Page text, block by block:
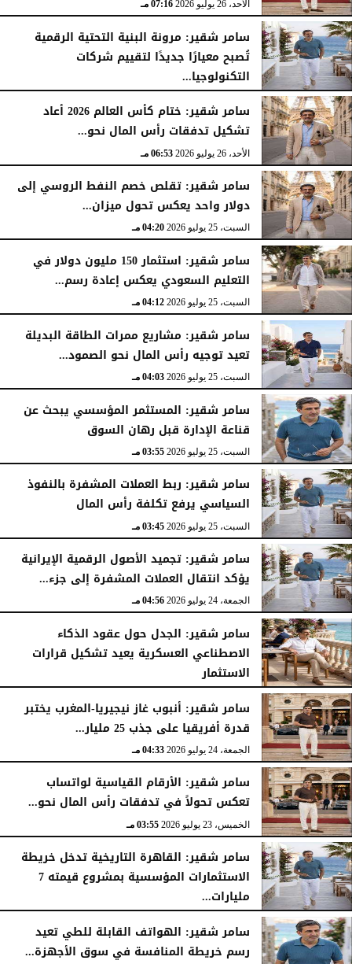
الأحد، 26 يوليو 2026 07:16 مـ
سامر شقير: مرونة البنية التحتية الرقمية
تُصبح معيارًا جديدًا لتقييم شركات
التكنولوجيا...
الأحد، 26 يوليو 2026 07:03 مـ
سامر شقير: ختام كأس العالم 2026 أعاد
تشكيل تدفقات رأس المال نحو...
الأحد، 26 يوليو 2026 06:53 مـ
سامر شقير: تقلص خصم النفط الروسي إلى
دولار واحد يعكس تحول ميزان...
السبت، 25 يوليو 2026 04:20 مـ
سامر شقير: استثمار 150 مليون دولار في
التعليم السعودي يعكس إعادة رسم...
السبت، 25 يوليو 2026 04:12 مـ
سامر شقير: مشاريع ممرات الطاقة البديلة
تعيد توجيه رأس المال نحو الصمود...
السبت، 25 يوليو 2026 04:03 مـ
سامر شقير: المستثمر المؤسسي يبحث عن
قناعة الإدارة قبل رهان السوق
السبت، 25 يوليو 2026 03:55 مـ
سامر شقير: ربط العملات المشفرة بالنفوذ
السياسي يرفع تكلفة رأس المال
السبت، 25 يوليو 2026 03:45 مـ
سامر شقير: تجميد الأصول الرقمية الإيرانية
يؤكد انتقال العملات المشفرة إلى جزء...
الجمعة، 24 يوليو 2026 04:56 مـ
سامر شقير: الجدل حول عقود الذكاء
الاصطناعي العسكرية يعيد تشكيل قرارات
الاستثمار
الجمعة، 24 يوليو 2026 04:45 مـ
سامر شقير: أنبوب غاز نيجيريا-المغرب يختبر
قدرة أفريقيا على جذب 25 مليار...
الجمعة، 24 يوليو 2026 04:33 مـ
سامر شقير: الأرقام القياسية لواتساب
تعكس تحولاً في تدفقات رأس المال نحو...
الخميس، 23 يوليو 2026 03:55 مـ
سامر شقير: القاهرة التاريخية تدخل خريطة
الاستثمارات المؤسسية بمشروع قيمته 7
مليارات...
الخميس، 23 يوليو 2026
سامر شقير: الهواتف القابلة للطي تعيد
رسم خريطة المنافسة في سوق الأجهزة...